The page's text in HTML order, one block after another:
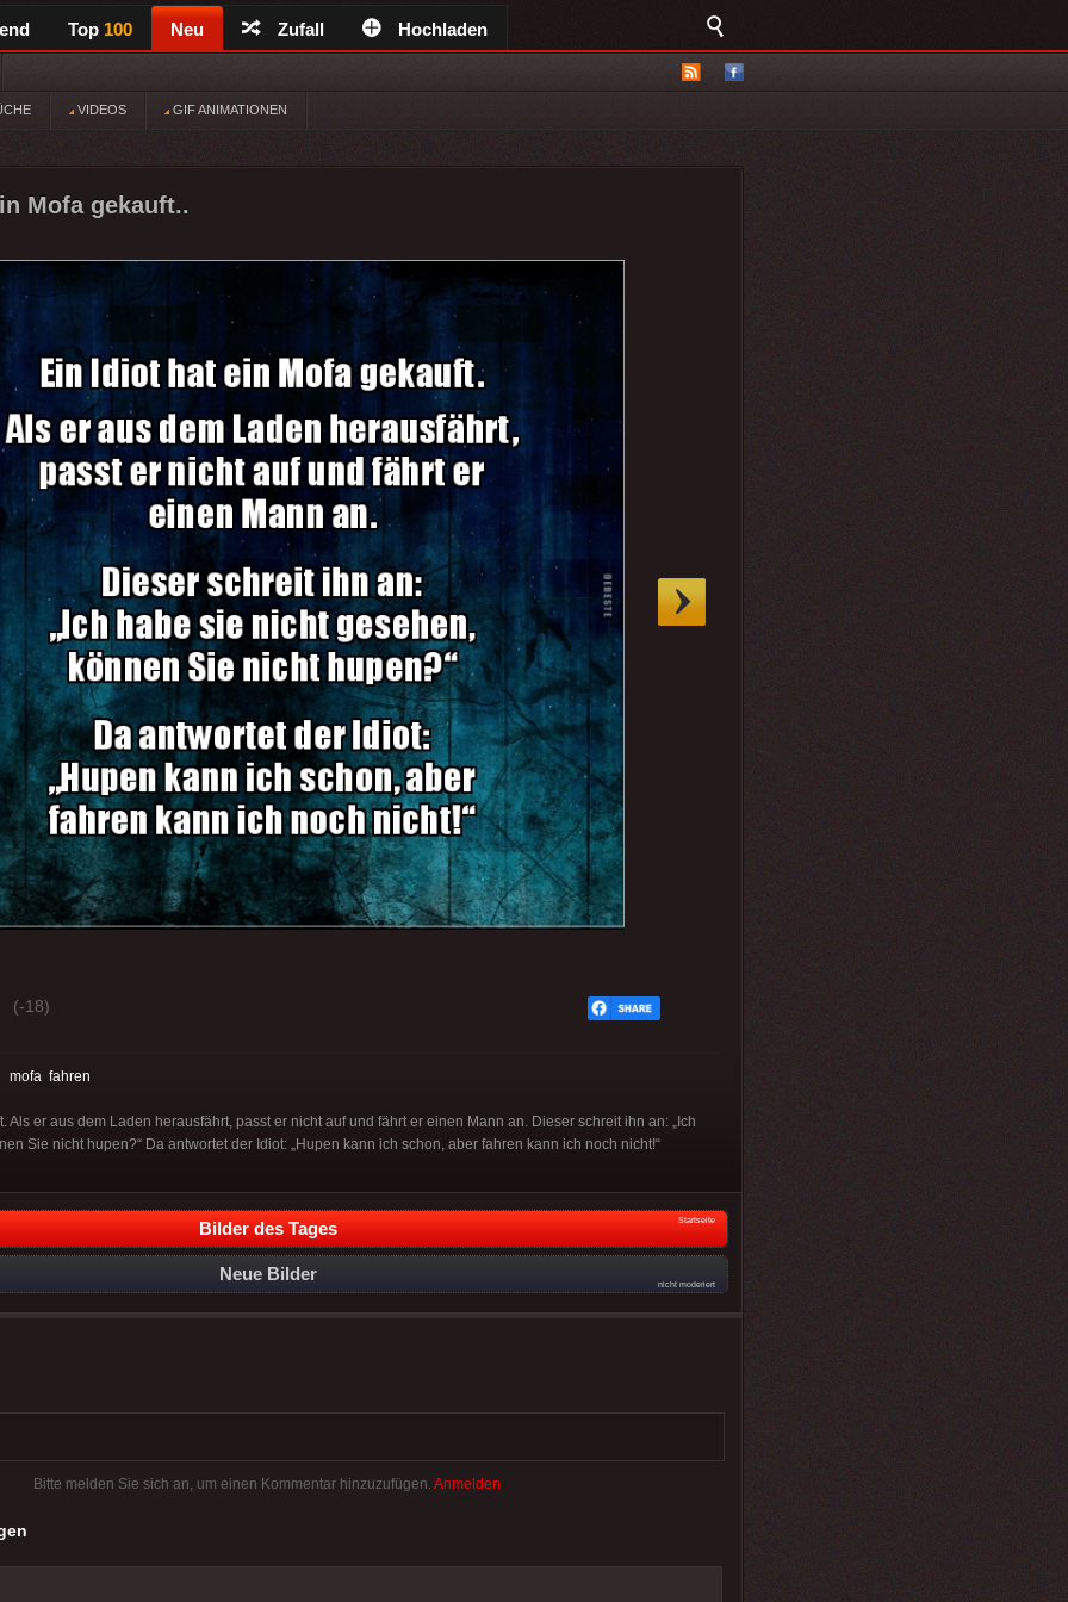
Top 100 Neu Zufall Hochladen
VIDEOS GIF ANIMATIONEN
Mofa gekauft..
(-18)
mofa fahren
Als er aus dem Laden herausfährt, passt er nicht auf und fährt er einen Mann an. Dieser schreit ihn an: „Ich
Sie nicht hupen?“ Da antwortet der Idiot: „Hupen kann ich schon, aber fahren kann ich noch nicht!“
Bilder des Tages Startseite
Neue Bilder
nicht moderiert
Bitte melden Sie sich an, um einen Kommentar hinzuzufügen. Anmelden